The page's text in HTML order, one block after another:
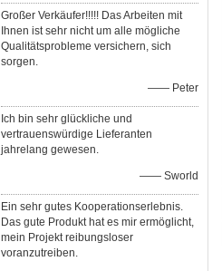
Großer Verkäufer!!!!! Das Arbeiten mit
Ihnen ist sehr nicht um alle mögliche
Qualitätsprobleme versichern, sich
sorgen.
—— Peter
Ich bin sehr glückliche und
vertrauenswürdige Lieferanten
jahrelang gewesen.
—— Sworld
Ein sehr gutes Kooperationserlebnis.
Das gute Produkt hat es mir ermöglicht,
mein Projekt reibungsloser
voranzutreiben.